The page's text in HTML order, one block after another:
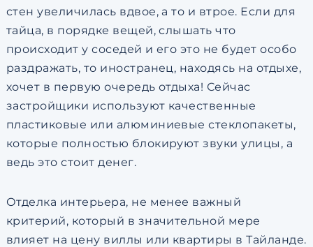
стен увеличилась вдвое, а то и втрое. Если для
тайца, в порядке вещей, слышать что
происходит у соседей и его это не будет особо
раздражать, то иностранец, находясь на отдыхе,
хочет в первую очередь отдыха! Сейчас
застройщики используют качественные
пластиковые или алюминиевые стеклопакеты,
которые полностью блокируют звуки улицы, а
ведь это стоит денег.
Отделка интерьера, не менее важный
критерий, который в значительной мере
влияет на цену виллы или квартиры в Тайланде.